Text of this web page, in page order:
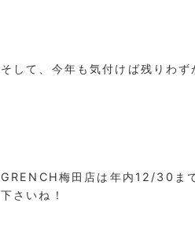
そして、今年も気付けば残りわず
GRENCH梅田店は年内12/30ま
下さいね！